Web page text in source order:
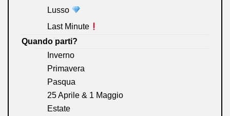
Lusso
Last Minute
Quando parti?
Inverno
Primavera
Pasqua
25 Aprile & 1 Maggio
Estate